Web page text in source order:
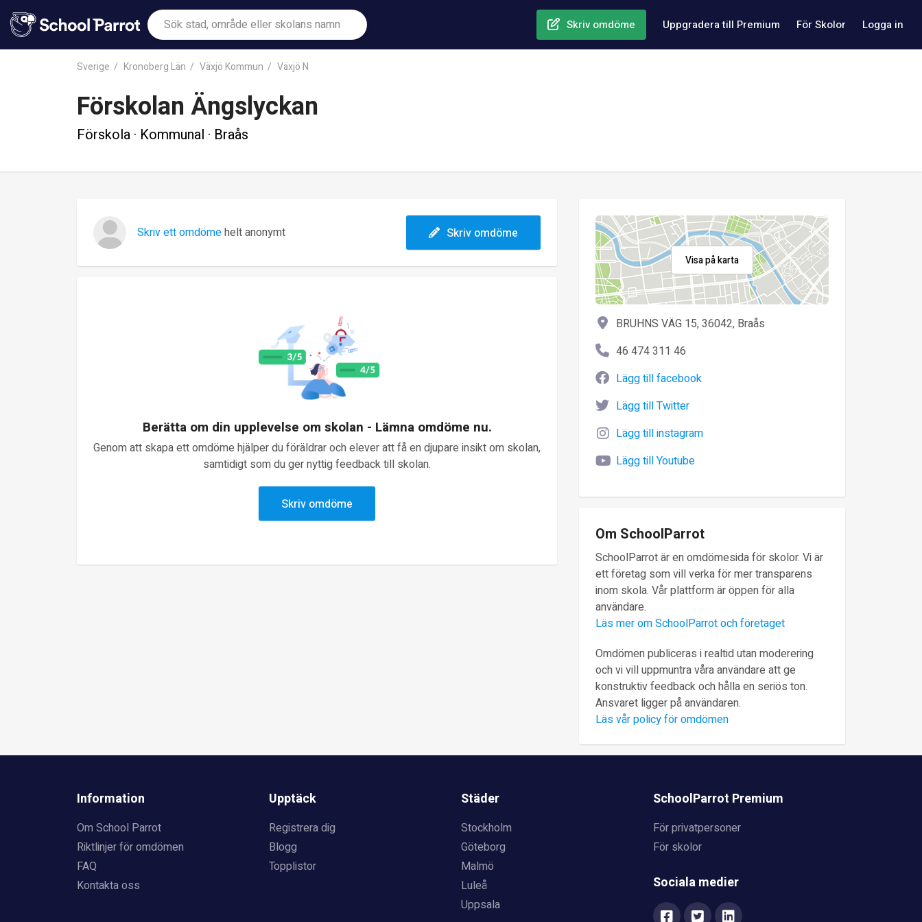
Skriv omdöme Uppgradera till Premium För Skolor Logga in
Sverige Kronoberg Län Växjö Kommun Växjö N
Förskolan Ängslyckan
Förskola · Kommunal · Braås
Skriv ett omdömehelt anonymt Skriv omdöme
Berätta om din upplevelse om skolan - Lämna omdöme nu.
Genom att skapa ett omdöme hjälper du föräldrar och elever att få en djupare insikt om skolan,
samtidigt som du ger nyttig feedback till skolan.
Skriv omdöme
Visa på karta
BRUHNS VÄG 15, 36042, Braås
46 474 311 46
Lägg till facebook
Lägg till Twitter
Lägg till instagram
Lägg till Youtube
Om SchoolParrot
SchoolParrot är en omdömesida för skolor. Vi är
ett företag som vill verka för mer transparens
inom skola. Vår plattform är öppen för alla
användare.
Läs mer om SchoolParrot och företaget
Omdömen publiceras i realtid utan moderering
och vi vill uppmuntra våra användare att ge
konstruktiv feedback och hålla en seriös ton.
Ansvaret ligger på användaren.
Läs vår policy för omdömen
Information
Om School Parrot
Riktlinjer för omdömen
FAQ
Kontakta oss
Upptäck
Registrera dig
Blogg
Topplistor
Städer
Stockholm
Göteborg
Malmö
Luleå
Uppsala
SchoolParrot Premium
För privatpersoner
För skolor
Sociala medier